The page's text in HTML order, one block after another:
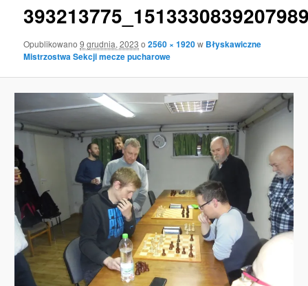
Opublikowano9 grudnia, 2023 o2560 × 1920w Błyskawiczne
Mistrzostwa Sekcji mecze pucharowe